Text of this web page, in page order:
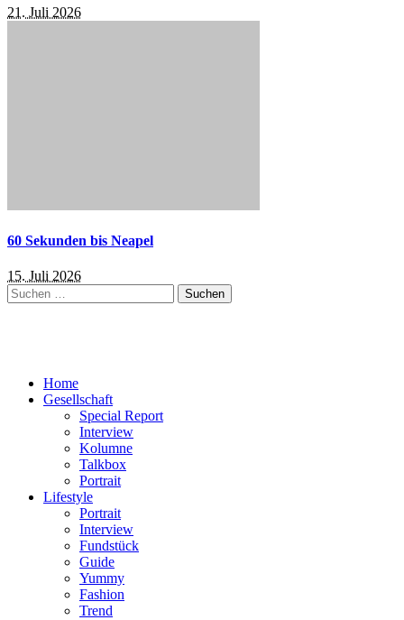
21. Juli 2026
60 Sekunden bis Neapel
15. Juli 2026
Suchen
nach:
Home
Gesellschaft
Special Report
Interview
Kolumne
Talkbox
Portrait
Lifestyle
Portrait
Interview
Fundstück
Guide
Yummy
Fashion
Trend